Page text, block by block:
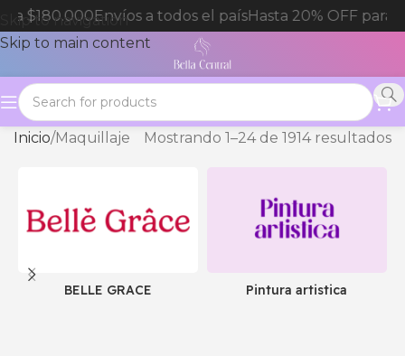
Skip to navigation
Skip to main content
$180.000Envíos a todos el paísHasta 20% OFF para
Inicio Maquillaje Mostrando 1–24 de 1914 resultados
BELLE GRACE Pintura artistica